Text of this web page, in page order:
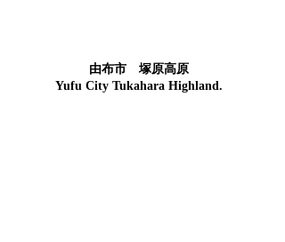
由布市 塚原高原
Yufu City Tukahara Highland.